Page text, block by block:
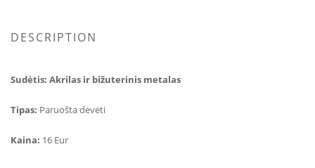
DESCRIPTION
Sudėtis: Akrilas ir bižuterinis metalas
Tipas: Paruošta dėvėti
Kaina: 16 Eur